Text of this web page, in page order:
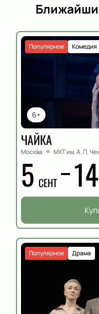
6+
Комедия
Популярное
ЧАЙКА
Москва МХТ им. А. П.
5 СЕНТ 14
Драма
Популярное